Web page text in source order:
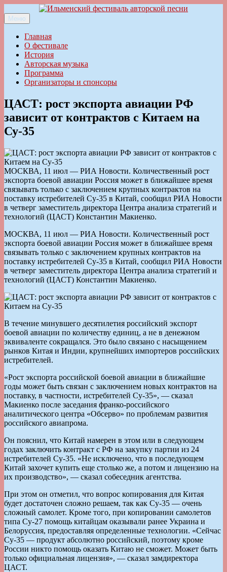
к
содержимому
Ильменский фестиваль авторской песни
Меню
Главная
О фестивале
История
Авторская музыка
Программа
Организаторы и спонсоры
ЦАСТ: рост экспорта авиации РФ
зависит от контрактов с Китаем на
Су-35
МОСКВА, 11 июл — РИА Новости. Количественный рост
экспорта боевой авиации Россия может в ближайшее время
связывать только с заключением крупных контрактов на
поставку истребителей Су-35 в Китай, сообщил РИА Новости
в четверг заместитель директора Центра анализа стратегий и
технологий (ЦАСТ) Константин Макиенко.
МОСКВА, 11 июл — РИА Новости. Количественный рост
экспорта боевой авиации Россия может в ближайшее время
связывать только с заключением крупных контрактов на
поставку истребителей Су-35 в Китай, сообщил РИА Новости
в четверг заместитель директора Центра анализа стратегий и
технологий (ЦАСТ) Константин Макиенко.
В течение минувшего десятилетия российский экспорт
боевой авиации по количеству единиц, а не в денежном
эквиваленте сокращался. Это было связано с насыщением
рынков Китая и Индии, крупнейших импортеров российских
истребителей.
«Рост экспорта российской боевой авиации в ближайшие
годы может быть связан с заключением новых контрактов на
поставку, в частности, истребителей Су-35», — сказал
Макиенко после заседания франко-российского
аналитического центра «Обсерво» по проблемам развития
российского авиапрома.
Он пояснил, что Китай намерен в этом или в следующем
годах заключить контракт с РФ на закупку партии из 24
истребителей Су-35. «Не исключено, что в последующем
Китай захочет купить еще столько же, а потом и лицензию на
их производство», — сказал собеседник агентства.
При этом он отметил, что вопрос копирования для Китая
будет достаточен сложно решаем, так как Су-35 — очень
сложный самолет. Кроме того, при копировании самолетов
типа Су-27 помощь китайцам оказывали ранее Украина и
Белоруссия, предоставляя определенные технологии. «Сейчас
Су-35 — продукт абсолютно российский, поэтому кроме
России никто помощь оказать Китаю не сможет. Может быть
только официальная лицензия», — сказал замдиректора
ЦАСТ.